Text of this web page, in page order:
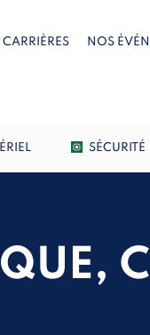
CARRIÈRES NOS
SÉCURITÉ